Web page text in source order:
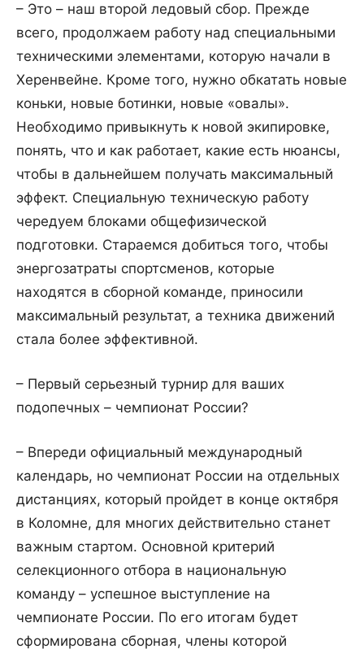
– Это – наш второй ледовый сбор. Прежде
всего, продолжаем работу над специальными
техническими элементами, которую начали в
Херенвейне. Кроме того, нужно обкатать новые
коньки, новые ботинки, новые «овалы».
Необходимо привыкнуть к новой экипировке,
понять, что и как работает, какие есть нюансы,
чтобы в дальнейшем получать максимальный
эффект. Специальную техническую работу
чередуем блоками общефизической
подготовки. Стараемся добиться того, чтобы
энергозатраты спортсменов, которые
находятся в сборной команде, приносили
максимальный результат, а техника движений
стала более эффективной.
– Первый серьезный турнир для ваших
подопечных – чемпионат России?
– Впереди официальный международный
календарь, но чемпионат России на отдельных
дистанциях, который пройдет в конце октября
в Коломне, для многих действительно станет
важным стартом. Основной критерий
селекционного отбора в национальную
команду – успешное выступление на
чемпионате России. По его итогам будет
сформирована сборная, члены которой